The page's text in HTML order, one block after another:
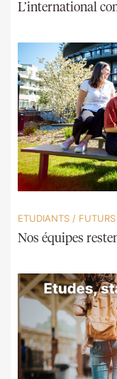
L’international
ETUDIANTS /
Nos équipes